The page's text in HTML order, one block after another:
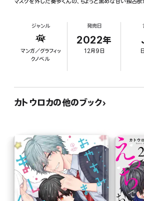
ジャンル
マンガ／グラフィッ
クノベル
発売日
2022年
12月9日
カトウロカの他のブック